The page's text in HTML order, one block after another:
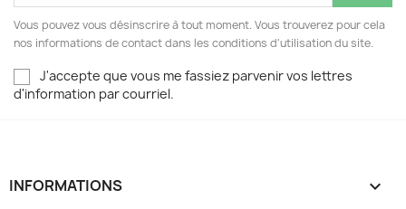
Vous pouvez vous désinscrire à tout moment. Vous trouverez pour cela
nos informations de contact dans les conditions d'utilisation du site.
J'accepte que vous me fassiez parvenir vos lettres
d'information par courriel.
INFORMATIONS 